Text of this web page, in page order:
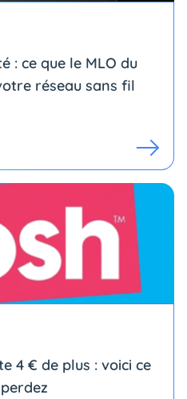
: ce que le MLO du
réseau sans fil
4 € de plus : voici ce